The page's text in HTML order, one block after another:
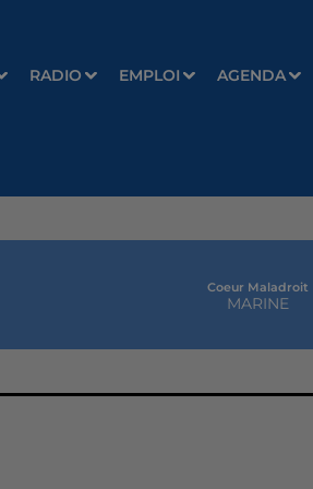
RADIO EMPLOI AGENDA
Coeur Maladroit
MARINE